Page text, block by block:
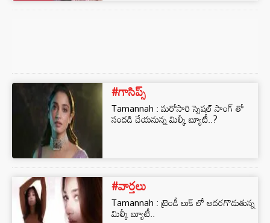
#గాసిప్స్
Tamannah : మరోసారి స్పెషల్ సాంగ్ తో
సందడి చేయనున్న మిల్కీ బ్యూటీ..?
#వార్తలు
Tamannah : ట్రెండీ లుక్ లో అదరగొడుతున్న
మిల్కీ బ్యూటీ..